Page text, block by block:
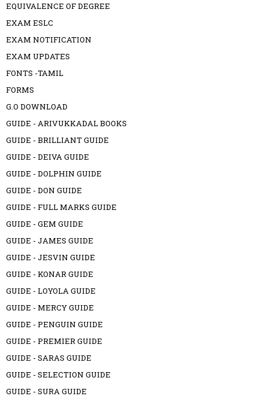
EQUIVALENCE OF DEGREE
EXAM ESLC
EXAM NOTIFICATION
EXAM UPDATES
FONTS -TAMIL
FORMS
G.O DOWNLOAD
GUIDE - ARIVUKKADAL BOOKS
GUIDE - BRILLIANT GUIDE
GUIDE - DEIVA GUIDE
GUIDE - DOLPHIN GUIDE
GUIDE - DON GUIDE
GUIDE - FULL MARKS GUIDE
GUIDE - GEM GUIDE
GUIDE - JAMES GUIDE
GUIDE - JESVIN GUIDE
GUIDE - KONAR GUIDE
GUIDE - LOYOLA GUIDE
GUIDE - MERCY GUIDE
GUIDE - PENGUIN GUIDE
GUIDE - PREMIER GUIDE
GUIDE - SARAS GUIDE
GUIDE - SELECTION GUIDE
GUIDE - SURA GUIDE